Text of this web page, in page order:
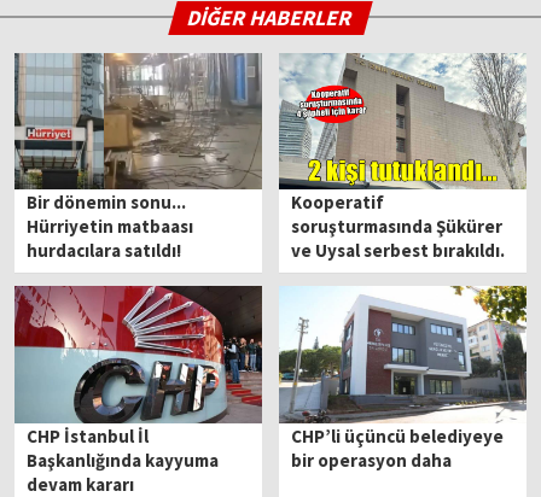
DİĞER HABERLER
Bir dönemin sonu...
Hürriyetin matbaası
hurdacılara satıldı!
Kooperatif
soruşturmasında Şükürer
ve Uysal serbest bırakıldı.
CHP İstanbul İl
Başkanlığında kayyuma
devam kararı
CHP’li üçüncü belediyeye
bir operasyon daha